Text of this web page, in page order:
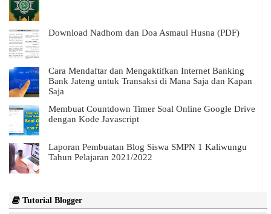
Download Nadhom dan Doa Asmaul Husna (PDF)
Cara Mendaftar dan Mengaktifkan Internet Banking
Bank Jateng untuk Transaksi di Mana Saja dan Kapan
Saja
Membuat Countdown Timer Soal Online Google Drive
dengan Kode Javascript
Laporan Pembuatan Blog Siswa SMPN 1 Kaliwungu
Tahun Pelajaran 2021/2022
Tutorial Blogger